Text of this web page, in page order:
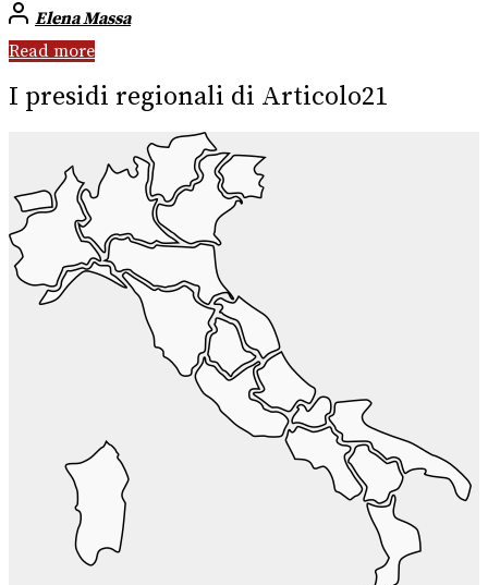
Elena Massa
Read more
I presidi regionali di Articolo21